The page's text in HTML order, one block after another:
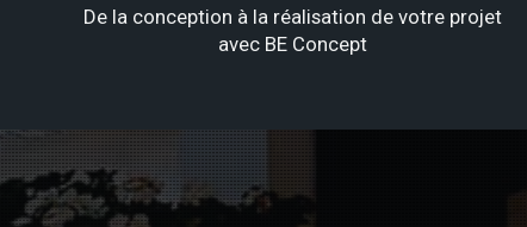
De la conception à la réalisation de votre projet
avec BE Concept